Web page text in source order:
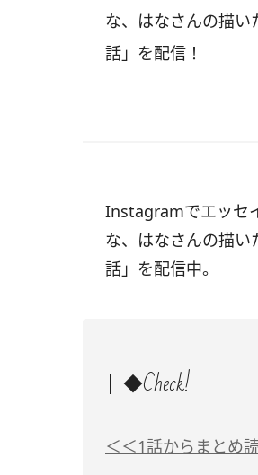
な、はなさんの描い
話」を配信！
Instagramでエッセ
な、はなさんの描い
話」を配信中。
◆Check!
＜＜1話からまとめ